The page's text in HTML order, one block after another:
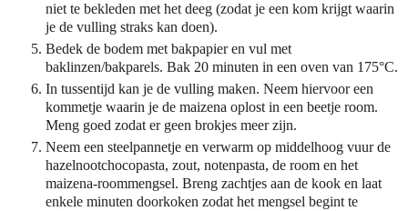
niet te bekleden met het deeg (zodat je een kom krijgt waarin
je de vulling straks kan doen).
Bedek de bodem met bakpapier en vul met
baklinzen/bakparels. Bak 20 minuten in een oven van 175°C.
In tussentijd kan je de vulling maken. Neem hiervoor een
kommetje waarin je de maizena oplost in een beetje room.
Meng goed zodat er geen brokjes meer zijn.
Neem een steelpannetje en verwarm op middelhoog vuur de
hazelnootchocopasta, zout, notenpasta, de room en het
maizena-roommengsel. Breng zachtjes aan de kook en laat
enkele minuten doorkoken zodat het mengsel begint te